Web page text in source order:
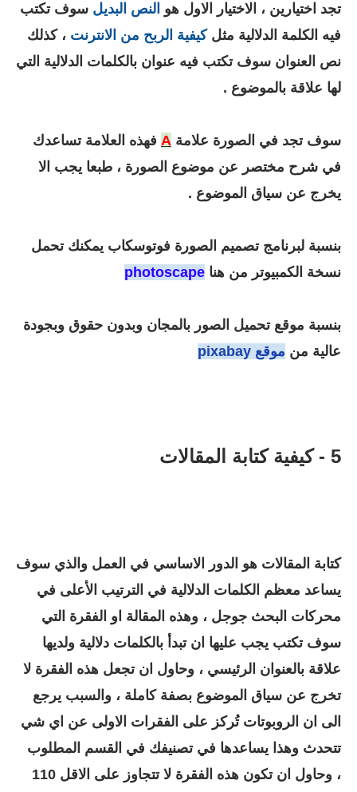
تجد اختيارين ، الاختيار الاول هو النص البديل سوف تكتب
فيه الكلمة الدلالية مثلكيفية الربح من الانترنت ، كذلك
نص العنوان سوف تكتب فيه عنوان بالكلمات الدلالية التي
لها علاقة بالموضوع .
سوف تجد في الصورة علامة A فهذه العلامة تساعدك
في شرح مختصر عن موضوع الصورة ، طبعا يجب الا
يخرج عن سياق الموضوع .
بنسبة لبرنامج تصميم الصورة فوتوسكاب يمكنك تحمل
نسخة الكمبيوتر من هنا photoscape
بنسبة موقع تحميل الصور بالمجان وبدون حقوق وبجودة
عالية من موقع pixabay
5 - كيفية كتابة المقالات
كتابة المقالات هو الدور الاساسي في العمل والذي سوف
يساعد معظم الكلمات الدلالية في الترتيب الأعلى في
محركات البحث جوجل ، وهذه المقالة او الفقرة التي
سوف تكتب يجب عليها ان تبدأ بالكلمات دلالية ولديها
علاقة بالعنوان الرئيسي ، وحاول ان تجعل هذه الفقرة لا
تخرج عن سياق الموضوع بصفة كاملة ، والسبب يرجع
الى ان الروبوتات تُركز على الفقرات الاولى عن اي شي
تتحدث وهذا يساعدها في تصنيفك في القسم المطلوب
، وحاول ان تكون هذه الفقرة لا تتجاوز على الاقل 110